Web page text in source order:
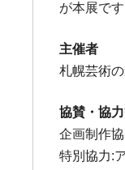
が本展で
主催者
札幌芸術
協賛・協
企画制作
特別協力: